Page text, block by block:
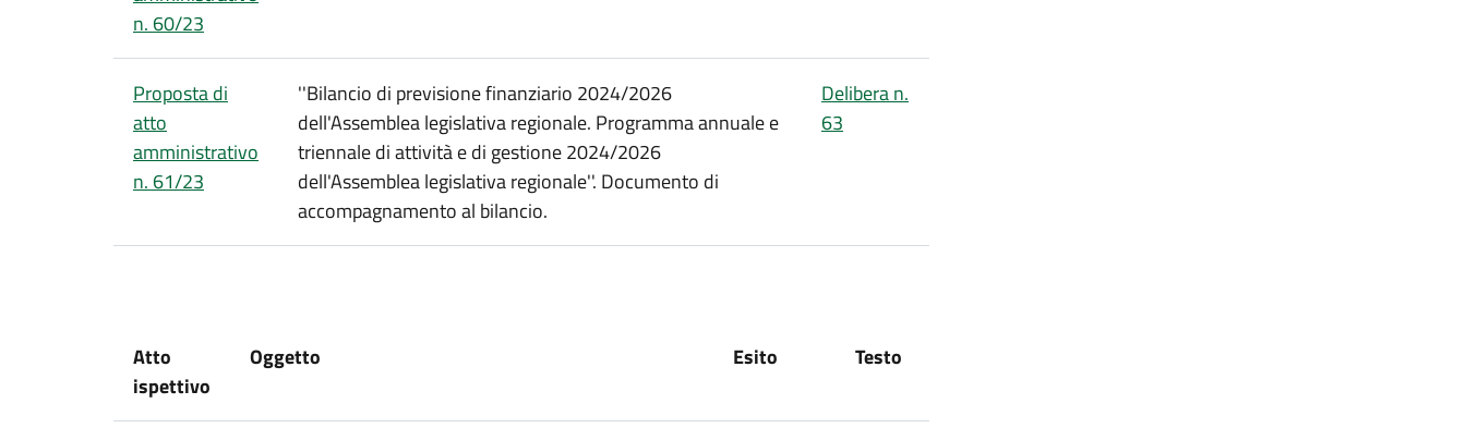
n. 60/23
Proposta di
atto
amministrativo
n. 61/23
''Bilancio di previsione finanziario 2024/2026
dell'Assemblea legislativa regionale. Programma annuale e
triennale di attività e di gestione 2024/2026
dell'Assemblea legislativa regionale''. Documento di
accompagnamento al bilancio.
Delibera n.
63
Atto
ispettivo
Oggetto Esito Testo